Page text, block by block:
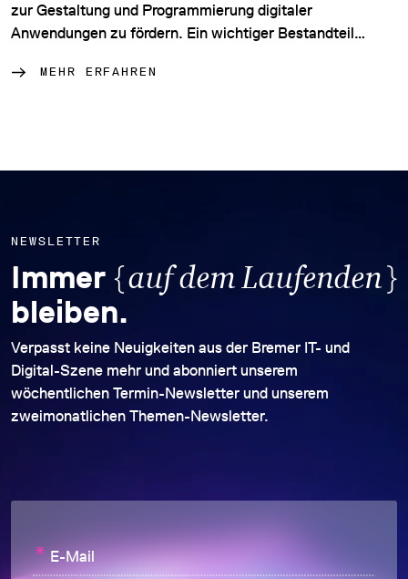
zur Gestaltung und Programmierung digitaler
Anwendungen zu fördern. Ein wichtiger Bestandteil…
MEHR ERFAHREN
NEWSLETTER
Immer {auf dem Laufenden}
bleiben.
Verpasst keine Neuigkeiten aus der Bremer IT- und
Digital-Szene mehr und abonniert unserem
wöchentlichen Termin-Newsletter und unserem
zweimonatlichen Themen-Newsletter.
* E-Mail